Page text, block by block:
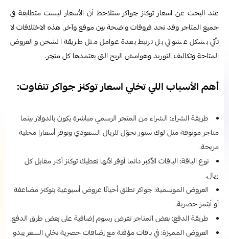
عند البحث عن اسعار توكنز جواكر ستلاحظ أن الأسعار ليست متطابقة في
جميع المتاجر وقد تجد فروقات واضحة بين موقع وآخر. هذه الاختلافات لا
تأتي بشكل عشوائي بل ترتبط بعدة عوامل مثل طريقة الشحن والعروض
المتاحة وتكاليف التوريد وهوامش الربح التي يعتمدها كل متجر.
أهم الأسباب اللي تخلي اسعار توكنز جواكر تتفاوت:
طريقة الشراء: الشراء من المتجر الرسمي مباشرة يكون بالدولار بينما
متاجر موثوقة مثل لوك ستور تحوّل للريال السعودي وتوفر أسعارا محلية
مريحة.
نوع الباقة: الباقات الأكبر دائما أوفر لأنها تعطيك توكنز أكثر مقابل كل
ريال.
العروض الموسمية: جواكر تطلق أحيانًا عروض أسبوعية بتوكنز مضاعفة
أو أيتمز حصرية.
طريقة الدفع: بعض المتاجر تفرض رسوم إضافية على بعض طرق الدفع.
العروض المميزة: في باقات مؤقتة مع إضافات حصرية تخلي السعر يبدو